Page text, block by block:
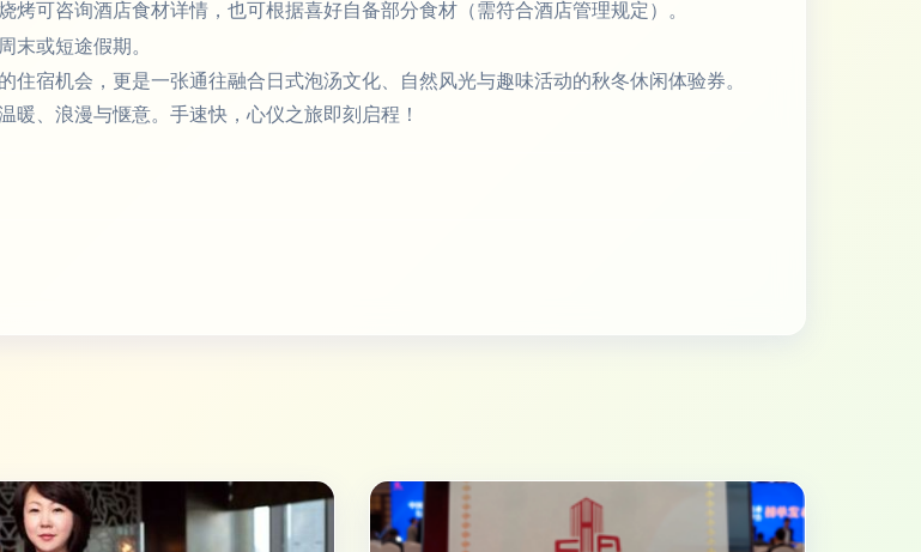
烤可咨询酒店食材详情，也可根据喜好自备部分食材（需符合酒店管理规定）。
末或短途假期。
宿机会，更是一张通往融合日式泡汤文化、自然风光与趣味活动的秋冬休闲体验券。
、浪漫与惬意。手速快，心仪之旅即刻启程！